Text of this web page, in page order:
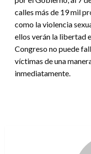
calles más de 19 mil
como la violencia
ellos verán la libertad
Congreso no puede
víctimas de una
inmediatamente.